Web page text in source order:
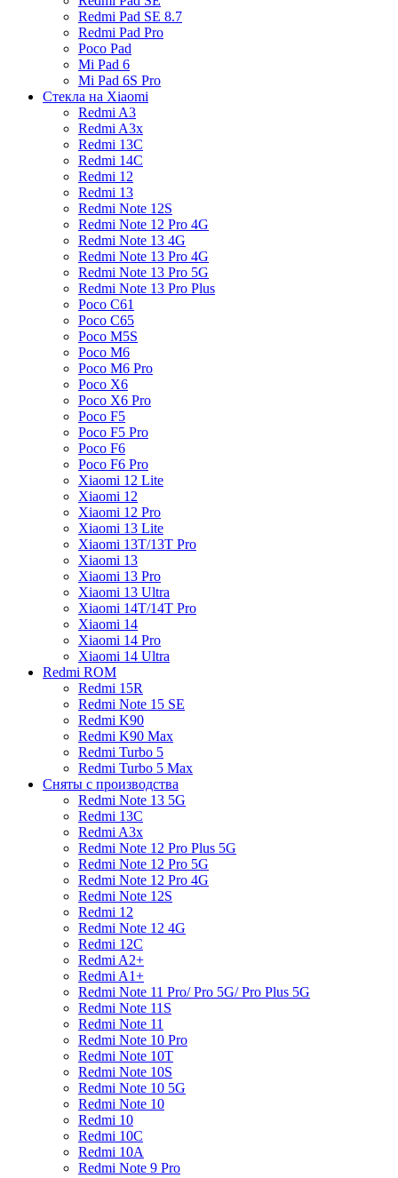
Redmi Pad SE 8.7
Redmi Pad Pro
Poco Pad
Mi Pad 6
Mi Pad 6S Pro
Стекла на Xiaomi
Redmi A3
Redmi A3x
Redmi 13C
Redmi 14C
Redmi 12
Redmi 13
Redmi Note 12S
Redmi Note 12 Pro 4G
Redmi Note 13 4G
Redmi Note 13 Pro 4G
Redmi Note 13 Pro 5G
Redmi Note 13 Pro Plus
Poco C61
Poco C65
Poco M5S
Poco M6
Poco M6 Pro
Poco X6
Poco X6 Pro
Poco F5
Poco F5 Pro
Poco F6
Poco F6 Pro
Xiaomi 12 Lite
Xiaomi 12
Xiaomi 12 Pro
Xiaomi 13 Lite
Xiaomi 13T/13T Pro
Xiaomi 13
Xiaomi 13 Pro
Xiaomi 13 Ultra
Xiaomi 14T/14T Pro
Xiaomi 14
Xiaomi 14 Pro
Xiaomi 14 Ultra
Redmi ROM
Redmi 15R
Redmi Note 15 SE
Redmi K90
Redmi K90 Max
Redmi Turbo 5
Redmi Turbo 5 Max
Сняты с производства
Redmi Note 13 5G
Redmi 13C
Redmi A3x
Redmi Note 12 Pro Plus 5G
Redmi Note 12 Pro 5G
Redmi Note 12 Pro 4G
Redmi Note 12S
Redmi 12
Redmi Note 12 4G
Redmi 12C
Redmi A2+
Redmi A1+
Redmi Note 11 Pro/ Pro 5G/ Pro Plus 5G
Redmi Note 11S
Redmi Note 11
Redmi Note 10 Pro
Redmi Note 10T
Redmi Note 10S
Redmi Note 10 5G
Redmi Note 10
Redmi 10
Redmi 10C
Redmi 10A
Redmi Note 9 Pro